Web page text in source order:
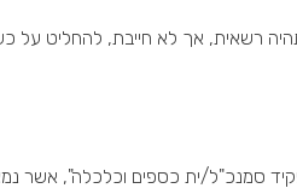
רשאית, אך לא חייבת, להחליט על
סמנכ"ל/ית כספים וכלכלה", אשר